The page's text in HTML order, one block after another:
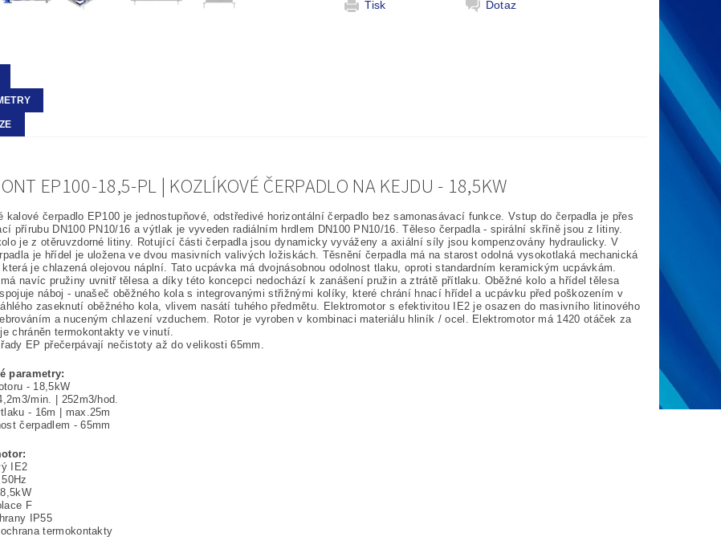
Tisk
Dotaz
EP100-18,5-PL | KOZLÍKOVÉ ČERPADLO NA KEJDU - 18,5KW
kalové čerpadlo EP100 je jednostupňové, odstředivé horizontální čerpadlo bez samonasávací funkce. Vstup do čerpadla je přes
přírubu DN100 PN10/16 a výtlak je vyveden radiálním hrdlem DN100 PN10/16. Těleso čerpadla - spirální skříně jsou z litiny.
je z otěruvzdorné litiny. Rotující části čerpadla jsou dynamicky vyváženy a axiální síly jsou kompenzovány hydraulicky. V
je hřídel je uložena ve dvou masivních valivých ložiskách. Těsnění čerpadla má na starost odolná vysokotlaká mechanická
je chlazená olejovou náplní. Tato ucpávka má dvojnásobnou odolnost tlaku, oproti standardním keramickým ucpávkám.
navíc pružiny uvnitř tělesa a díky této koncepci nedochází k zanášení pružin a ztrátě přítlaku. Oběžné kolo a hřídel tělesa
náboj - unašeč oběžného kola s integrovanými střižnými kolíky, které chrání hnací hřídel a ucpávku před poškozením v
zaseknutí oběžného kola, vlivem nasátí tuhého předmětu. Elektromotor s efektivitou IE2 je osazen do masivního litinového
a nuceným chlazení vzduchem. Rotor je vyroben v kombinaci materiálu hliník / ocel. Elektromotor má 1420 otáček za
chráněn termokontakty ve vinutí.
řady EP přečerpávají nečistoty až do velikosti 65mm.
parametry:
- 18,5kW
min. | 252m3/hod.
- 16m | max.25m
čerpadlem - 65mm
IE2
F
IP55
termokontakty